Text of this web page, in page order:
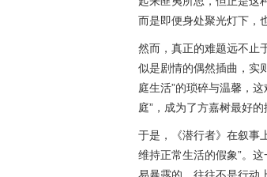
而是即便身处聚光灯下，
然而，真正的难题远不止
似是剧情的偶然插曲，实
庭生活”的琐碎与温馨，
庭”，成为了方嘉树最好
于是，《潜行者》在叙事
维持正常生活的假象”。